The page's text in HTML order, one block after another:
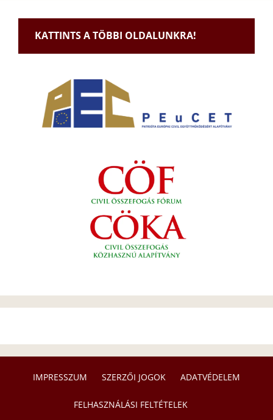
KATTINTS A TÖBBI OLDALUNKRA!
IMPRESSZUM SZERZŐI JOGOK ADATVÉDELEM
FELHASZNÁLÁSI FELTÉTELEK